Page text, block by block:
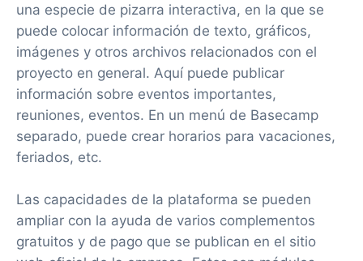
una especie de pizarra interactiva, en la que se
puede colocar información de texto, gráficos,
imágenes y otros archivos relacionados con el
proyecto en general. Aquí puede publicar
información sobre eventos importantes,
reuniones, eventos. En un menú de Basecamp
separado, puede crear horarios para vacaciones,
feriados, etc.
Las capacidades de la plataforma se pueden
ampliar con la ayuda de varios complementos
gratuitos y de pago que se publican en el sitio